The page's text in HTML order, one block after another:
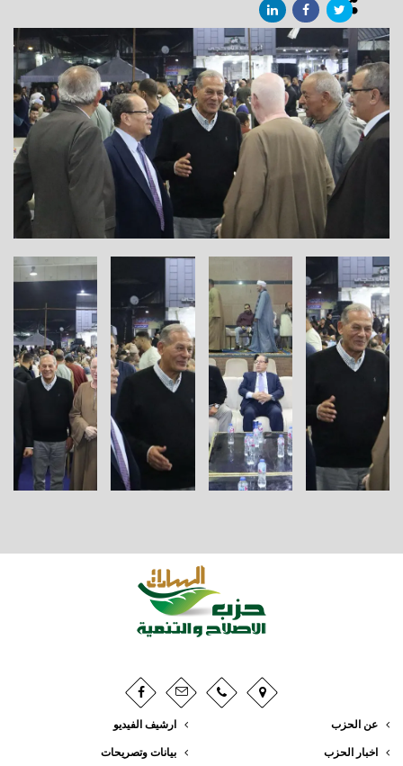
عن الحزب
اخبار الحزب
ارشيف الفيديو
بيانات وتصريحات